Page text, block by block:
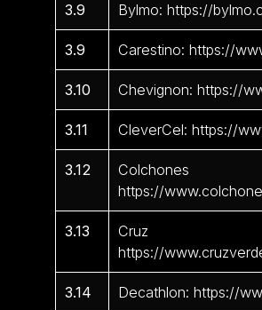
3.9 Bylmo: https://
3.9 Carestino: https://
3.10 Chevignon: https://
3.11 CleverCel: https://
3.12
https://
3.13
Cruz
https://
3.14 Decathlon: https://